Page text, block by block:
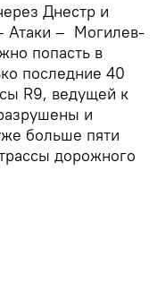
Днестр и
Атаки – Могилев-
попасть в
последние 40
R9, ведущей к
и
больше пяти
дорожного